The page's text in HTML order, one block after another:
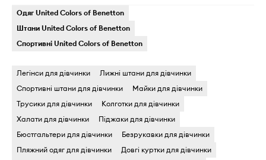
Одяг United Colors of Benetton
Штани United Colors of Benetton
Спортивні United Colors of Benetton
Легінси для дівчинки
Лижні штани для дівчинки
Спортивні штани для дівчинки
Майки для дівчинки
Трусики для дівчинки
Колготки для дівчинки
Халати для дівчинки
Піджаки для дівчинки
Бюстгальтери для дівчинки
Безрукавки для дівчинки
Пляжний одяг для дівчинки
Довгі куртки для дівчинки